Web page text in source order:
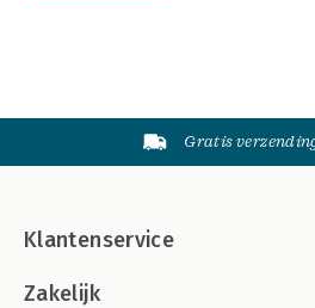
Gratis
Klantenservice
Zakelijk